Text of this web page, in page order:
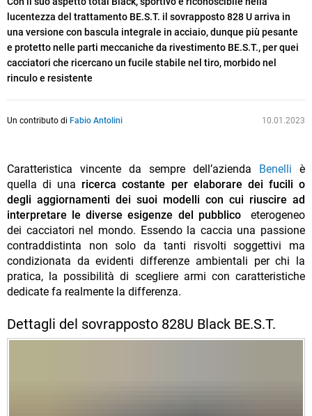
lucentezza del trattamento BE.S.T. il sovrapposto 828 U arriva in
una versione con bascula integrale in acciaio, dunque più pesante
e protetto nelle parti meccaniche da rivestimento BE.S.T., per quei
cacciatori che ricercano un fucile stabile nel tiro, morbido nel
rinculo e resistente
Un contributo di Fabio Antolini 10.01.2023
Caratteristica vincente da sempre dell’azienda Benelli è
quella di una ricerca costante per elaborare dei fucili o
degli aggiornamenti dei suoi modelli con cui riuscire ad
interpretare le diverse esigenze del pubblicoeterogeneo
dei cacciatori nel mondo. Essendo la caccia una passione
contraddistinta non solo da tanti risvolti soggettivi ma
condizionata da evidenti differenze ambientali per chi la
pratica, la possibilità di scegliere armi con caratteristiche
dedicate fa realmente la differenza.
Dettagli del sovrapposto 828U Black BE.S.T.